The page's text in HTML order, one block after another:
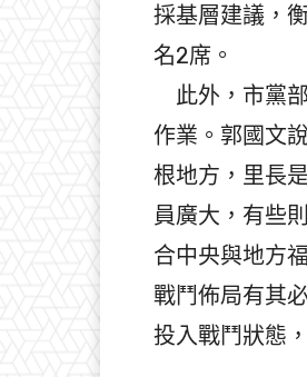
採基層建議，
名2席。
此外，市黨
作業。郭國文
根地方，里長
員廣大，有些
合中央與地方
戰鬥佈局有其
投入戰鬥狀態